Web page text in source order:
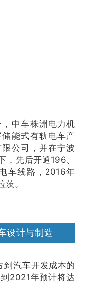
中车株洲电力机
能式有轨电车产
公司，并在宁波
，先后开通196、
车线路，2016年
。
设计与制造
汽车开发成本的
2021年预计将达